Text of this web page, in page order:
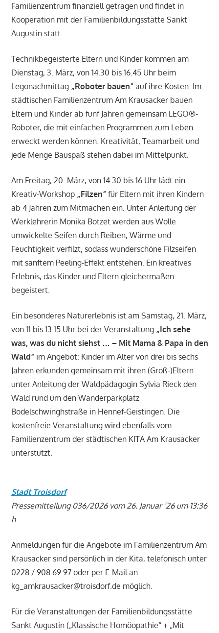
Familienzentrum finanziell getragen und findet in
Kooperation mit der Familienbildungsstätte Sankt
Augustin statt.
Technikbegeisterte Eltern und Kinder kommen am
Dienstag, 3. März, von 14.30 bis 16.45 Uhr beim
Legonachmittag „Roboter bauen“ auf ihre Kosten. Im
städtischen Familienzentrum Am Krausacker bauen
Eltern und Kinder ab fünf Jahren gemeinsam LEGO®-
Roboter, die mit einfachen Programmen zum Leben
erweckt werden können. Kreativität, Teamarbeit und
jede Menge Bauspaß stehen dabei im Mittelpunkt.
Am Freitag, 20. März, von 14.30 bis 16 Uhr lädt ein
Kreativ-Workshop „Filzen“ für Eltern mit ihren Kindern
ab 4 Jahren zum Mitmachen ein. Unter Anleitung der
Werklehrerin Monika Botzet werden aus Wolle
umwickelte Seifen durch Reiben, Wärme und
Feuchtigkeit verfilzt, sodass wunderschöne Filzseifen
mit sanftem Peeling-Effekt entstehen. Ein kreatives
Erlebnis, das Kinder und Eltern gleichermaßen
begeistert.
Ein besonderes Naturerlebnis ist am Samstag, 21. März,
von 11 bis 13:15 Uhr bei der Veranstaltung „Ich sehe
was, was du nicht siehst … – Mit Mama & Papa in den
Wald“ im Angebot: Kinder im Alter von drei bis sechs
Jahren erkunden gemeinsam mit ihren (Groß-)Eltern
unter Anleitung der Waldpädagogin Sylvia Rieck den
Wald rund um den Wanderparkplatz
Bodelschwinghstraße in Hennef-Geistingen. Die
kostenfreie Veranstaltung wird ebenfalls vom
Familienzentrum der städtischen KITA Am Krausacker
unterstützt.
Stadt Troisdorf
Pressemitteilung 036/2026 vom 26. Januar ’26 um 13:36
h
Anmeldungen für die Angebote im Familienzentrum Am
Krausacker sind persönlich in der Kita, telefonisch unter
0228 / 908 69 97 oder per E-Mail an
kg_amkrausacker@troisdorf.de möglich.
Für die Veranstaltungen der Familienbildungsstätte
Sankt Augustin („Klassische Homöopathie“ + „Mit